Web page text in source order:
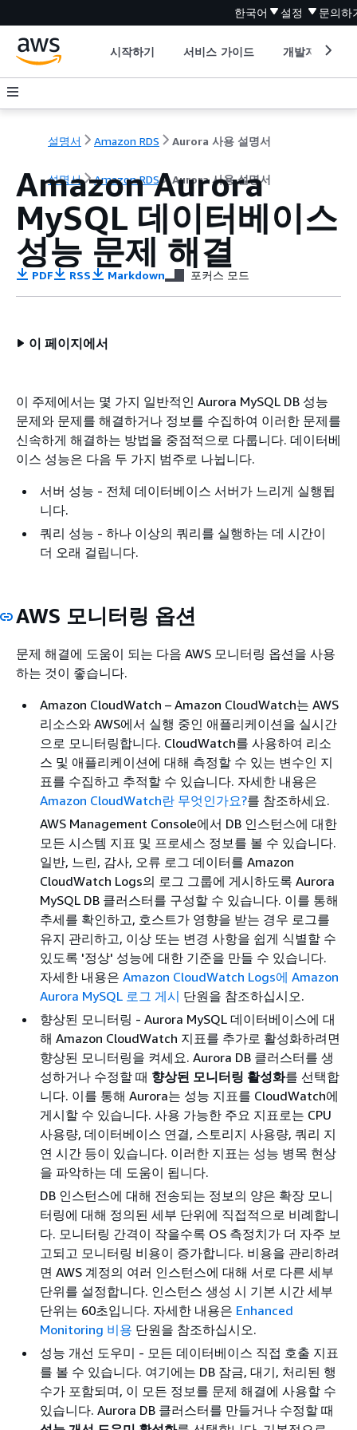
한국어 설정 문의하
시작하기 서비스 가이드 개발자 도구
설명서 Amazon RDS Aurora 사용 설명서
설명서 Amazon RDS Aurora 사용 설명서
Amazon Aurora
MySQL 데이터베이스
성능 문제 해결
PDF RSS Markdown 포커스 모드
이 페이지에서
이 주제에서는 몇 가지 일반적인 Aurora MySQL DB 성능
문제와 문제를 해결하거나 정보를 수집하여 이러한 문제를
신속하게 해결하는 방법을 중점적으로 다룹니다. 데이터베
이스 성능은 다음 두 가지 범주로 나뉩니다.
서버 성능 - 전체 데이터베이스 서버가 느리게 실행됩
니다.
쿼리 성능 - 하나 이상의 쿼리를 실행하는 데 시간이
더 오래 걸립니다.
AWS 모니터링 옵션
문제 해결에 도움이 되는 다음 AWS 모니터링 옵션을 사용
하는 것이 좋습니다.
Amazon CloudWatch – Amazon CloudWatch는 AWS
리소스와 AWS에서 실행 중인 애플리케이션을 실시간
으로 모니터링합니다. CloudWatch를 사용하여 리소
스 및 애플리케이션에 대해 측정할 수 있는 변수인 지
표를 수집하고 추적할 수 있습니다. 자세한 내용은
Amazon CloudWatch란 무엇인가요?를 참조하세요.
AWS Management Console에서 DB 인스턴스에 대한
모든 시스템 지표 및 프로세스 정보를 볼 수 있습니다.
일반, 느린, 감사, 오류 로그 데이터를 Amazon
CloudWatch Logs의 로그 그룹에 게시하도록 Aurora
MySQL DB 클러스터를 구성할 수 있습니다. 이를 통해
추세를 확인하고, 호스트가 영향을 받는 경우 로그를
유지 관리하고, 이상 또는 변경 사항을 쉽게 식별할 수
있도록 '정상' 성능에 대한 기준을 만들 수 있습니다.
자세한 내용은 Amazon CloudWatch Logs에 Amazon
Aurora MySQL 로그 게시 단원을 참조하십시오.
향상된 모니터링 - Aurora MySQL 데이터베이스에 대
해 Amazon CloudWatch 지표를 추가로 활성화하려면
향상된 모니터링을 켜세요. Aurora DB 클러스터를 생
성하거나 수정할 때 향상된 모니터링 활성화를 선택합
니다. 이를 통해 Aurora는 성능 지표를 CloudWatch에
게시할 수 있습니다. 사용 가능한 주요 지표로는 CPU
사용량, 데이터베이스 연결, 스토리지 사용량, 쿼리 지
연 시간 등이 있습니다. 이러한 지표는 성능 병목 현상
을 파악하는 데 도움이 됩니다.
DB 인스턴스에 대해 전송되는 정보의 양은 확장 모니
터링에 대해 정의된 세부 단위에 직접적으로 비례합니
다. 모니터링 간격이 작을수록 OS 측정치가 더 자주 보
고되고 모니터링 비용이 증가합니다. 비용을 관리하려
면 AWS 계정의 여러 인스턴스에 대해 서로 다른 세부
단위를 설정합니다. 인스턴스 생성 시 기본 시간 세부
단위는 60초입니다. 자세한 내용은 Enhanced
Monitoring 비용 단원을 참조하십시오.
성능 개선 도우미 - 모든 데이터베이스 직접 호출 지표
를 볼 수 있습니다. 여기에는 DB 잠금, 대기, 처리된 행
수가 포함되며, 이 모든 정보를 문제 해결에 사용할 수
있습니다. Aurora DB 클러스터를 만들거나 수정할 때